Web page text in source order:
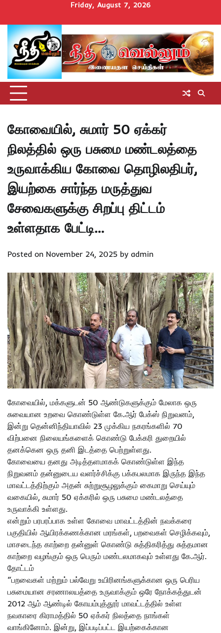
content
Friday, August 7, 2026
Homeசெய்திகள்
தமிழ்நாடுமாவட்டச்செய்திகள்
அரசியல்ஆன்மிகம்
சட்டம்
அறிவோம்
சினிமாUncategorized
கோவையில், சுமார் 50 ஏக்கர்
நிலத்தில் ஒரு பசுமை மண்டலத்தை
உருவாக்கிய கோவை தொழிலதிபர்,
இயற்கை சார்ந்த மருத்துவ
சேவைகளுக்கு சிறப்பு திட்டம்
உள்ளதாக பேட்டி…
Posted on November 24, 2025 by admin
கோவையில், மக்களுடன் 50 ஆண்டுகளுக்கும் மேலாக ஒரு
சுவையான உறவை கொண்டுள்ள கே.ஆர் பேக்ஸ் நிறுவனம்,
இன்று தென்னிந்தியாவில் 23 முக்கிய நகரங்களில் 70
விற்பனை நிலையங்களைக் கொண்டு பேக்கரி துறையில்
தனக்கென ஒரு தனி இடத்தை பெற்றுள்ளது.
கோவையை தனது அடித்தளமாகக் கொண்டுள்ள இந்த
நிறுவனம் தன்னுடைய வளர்ச்சிக்கு பக்கபலமாக இருந்த இந்த
மாவட்டத்திற்கும் அதன் சுற்றுசூழலுக்கும் கைமாறு செய்யும்
வகையில், சுமார் 50 ஏக்கரில் ஒரு பசுமை மண்டலத்தை
உருவாக்கி உள்ளது.
என்றும் பரபரப்பாக உள்ள கோவை மாவட்டத்தின் நவக்கரை
பகுதியில் ஆயிரக்கணக்கான மரங்கள், பறவைகள் செழிக்கவும்,
மாசடைந்த காற்றை தன்னுள் கொண்டு சுத்திகரித்து சுத்தமான
காற்றை வழங்கும் ஒரு பெரும் மண்டலமாகவும் உள்ளது கே.ஆர்.
தோட்டம்
“பறவைகள் மற்றும் பல்வேறு உயிரினங்களுக்கான ஒரு பெரிய
பசுமையான சரணாலயத்தை உருவாக்கும் ஒரே நோக்கத்துடன்
2012 ஆம் ஆண்டில் கோயம்புத்தூர் மாவட்டத்தில் உள்ள
நவகாரை கிராமத்தில் 50 ஏக்கர் நிலத்தை நாங்கள்
வாங்கினோம். இன்று, இப்படிப்பட்ட இயற்கைக்கான